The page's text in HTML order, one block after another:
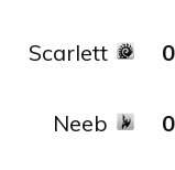
Scarlett
Neeb